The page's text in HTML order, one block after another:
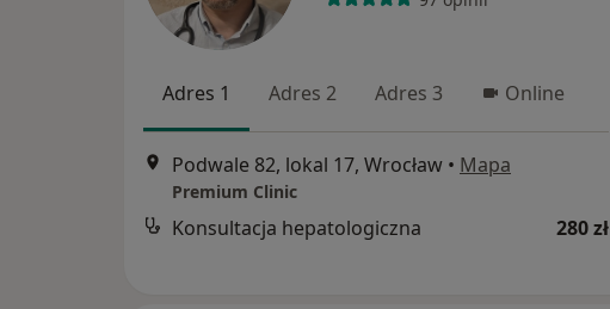
Adres 1 Adres 2 Adres 3 Online
Podwale 82, lokal 17, Wrocław • Mapa
Premium Clinic
Konsultacja hepatologiczna 280 zł